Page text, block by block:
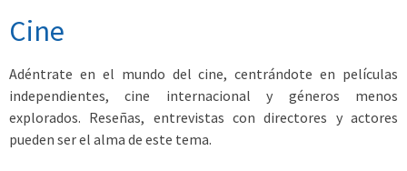
Cine
Adéntrate en el mundo del cine, centrándote en películas
independientes, cine internacional y géneros menos
explorados. Reseñas, entrevistas con directores y actores
pueden ser el alma de este tema.